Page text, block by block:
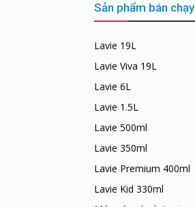
Sản phẩm bán chạy
Lavie 19L
Lavie Viva 19L
Lavie 6L
Lavie 1.5L
Lavie 500ml
Lavie 350ml
Lavie Premium 400ml
Lavie Kid 330ml